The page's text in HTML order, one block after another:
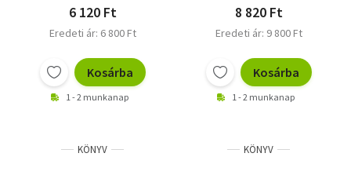
6 120 Ft
Eredeti ár: 6 800 Ft
Kosárba
1 - 2 munkanap
8 820 Ft
Eredeti ár: 9 800 Ft
Kosárba
1 - 2 munkanap
KÖNYV KÖNYV